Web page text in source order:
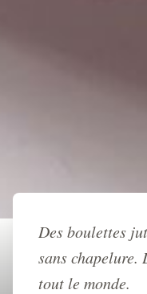
Retour à l'accueil
RECETTE
KETO
Des boulettes
sans
tout le monde.